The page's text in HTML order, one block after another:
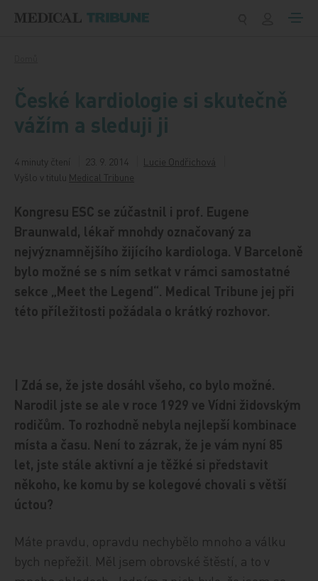
České kardiologie si skutečně
vážím a sleduji ji
4 minuty čtení 23. 9. 2014
Lucie Ondřichová
Vyšlo v titulu Medical Tribune
Kongresu ESC se zúčastnil i prof. Eugene
Braunwald, lékař mnohdy označovaný za
nejvýznamnějšího žijícího kardiologa. V Barceloně
bylo možné se s ním setkat v rámci samostatné
sekce „Meet the Legend“. Medical Tribune jej při
této příležitosti požádala o krátký rozhovor.
| Zdá se, že jste dosáhl všeho, co bylo možné.
Narodil jste se ale v roce 1929 ve Vídni židovským
rodičům. To rozhodně nebyla nejlepší kombinace
místa a času. Není to zázrak, že je vám nyní 85
let, jste stále aktivní a je těžké si představit
někoho, ke komu by se kolegové chovali s větší
úctou?
Máte pravdu, opravdu nechybělo mnoho a válku
bych nepřežil. Měl jsem obrovské štěstí, a to v